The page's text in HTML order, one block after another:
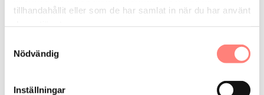
tillhandahållit eller som de har samlat in när du har använt
Nödvändig
Inställningar
klimatrådgivning
Implementering EED, artikel 12: Rapportering för
Implementering EED, artikel 11: Energikartläggning och